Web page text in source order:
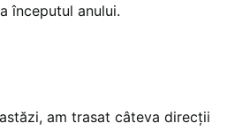
începutul anului.
am trasat câteva direcţii